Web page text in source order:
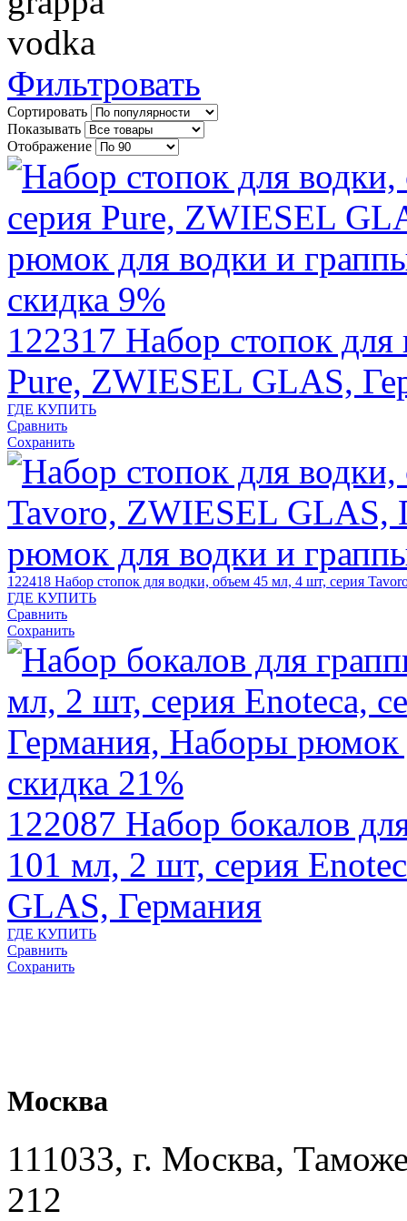
vodka
Фильтровать
Сортировать
Показывать
Отображение
скидка 9%
122317 Набор стопок
Pure, ZWIESEL GLAS,
ГДЕ КУПИТЬ
Сравнить
Сохранить
122418 Набор стопок для водки, объем 45 мл, 4 шт, серия
ГДЕ КУПИТЬ
Сравнить
Сохранить
скидка 21%
122087 Набор бокалов
101 мл, 2 шт, серия
GLAS, Германия
ГДЕ КУПИТЬ
Сравнить
Сохранить
Москва
111033, г. Москва,
212